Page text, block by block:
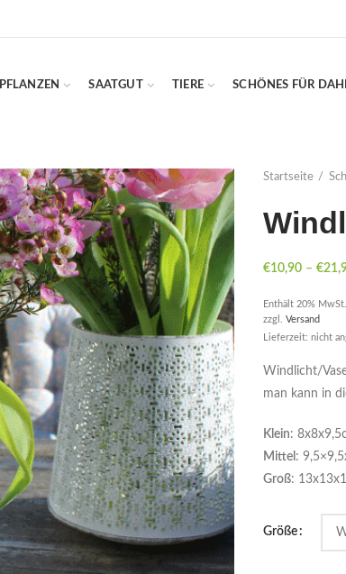
PFLANZEN SAATGUT TIERE SCHÖNES FÜR
Startseite
€10,90 – €
Enthält 20% MwSt.
zzgl. Versand
Lieferzeit: nicht
Windlicht/
man kann in
Klein:
Mittel :
Groß:
Größe